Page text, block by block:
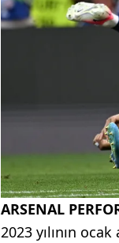
ARSENAL
2023 yılının